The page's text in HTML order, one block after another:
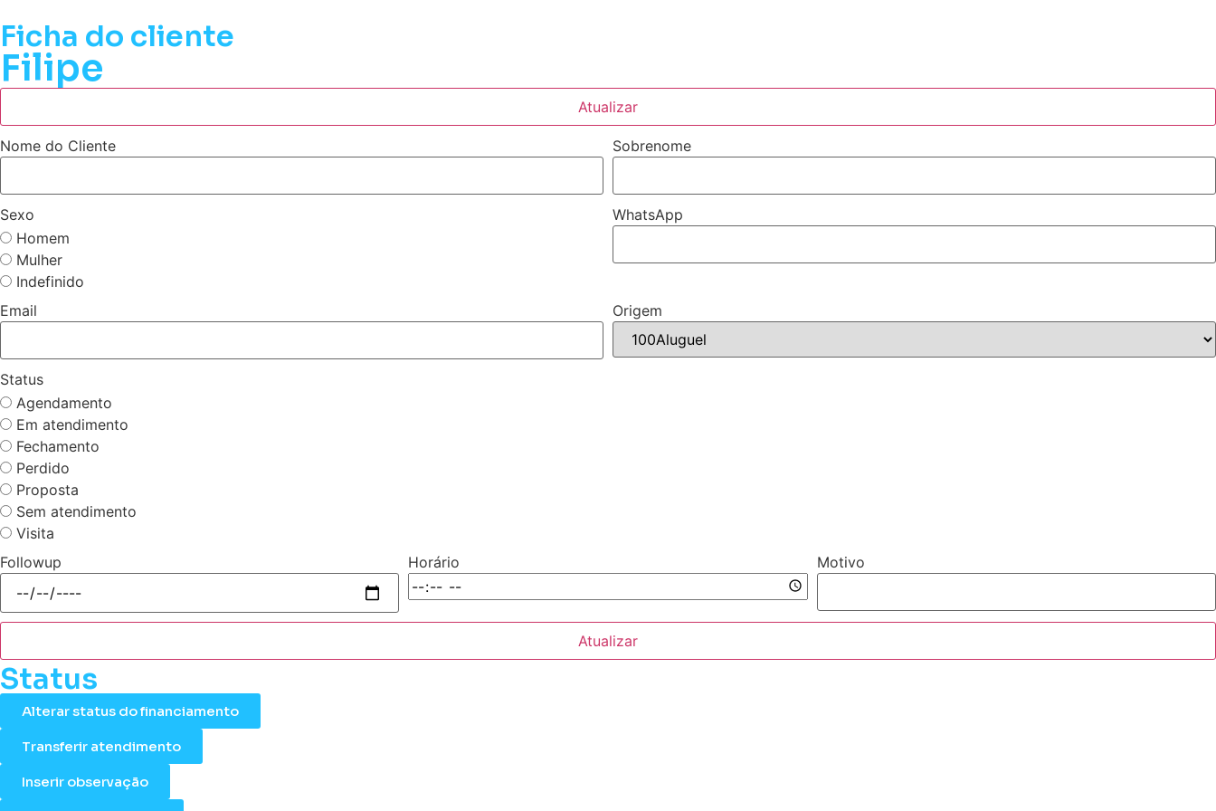
Ficha do cliente
Filipe
Atualizar
Nome do Cliente Sobrenome
Sexo
Homem
Mulher
Indefinido
WhatsApp
Email Origem
Status
Agendamento
Em atendimento
Fechamento
Perdido
Proposta
Sem atendimento
Visita
Followup
Horário Motivo
Atualizar
Status
Alterar status do financiamento
Transferir atendimento
Inserir observação